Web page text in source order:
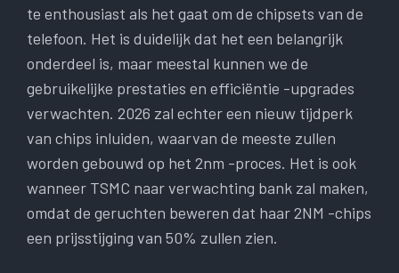
te enthousiast als het gaat om de chipsets van de
telefoon. Het is duidelijk dat het een belangrijk
onderdeel is, maar meestal kunnen we de
gebruikelijke prestaties en efficiëntie -upgrades
verwachten. 2026 zal echter een nieuw tijdperk
van chips inluiden, waarvan de meeste zullen
worden gebouwd op het 2nm -proces. Het is ook
wanneer TSMC naar verwachting bank zal maken,
omdat de geruchten beweren dat haar 2NM -chips
een prijsstijging van 50% zullen zien.